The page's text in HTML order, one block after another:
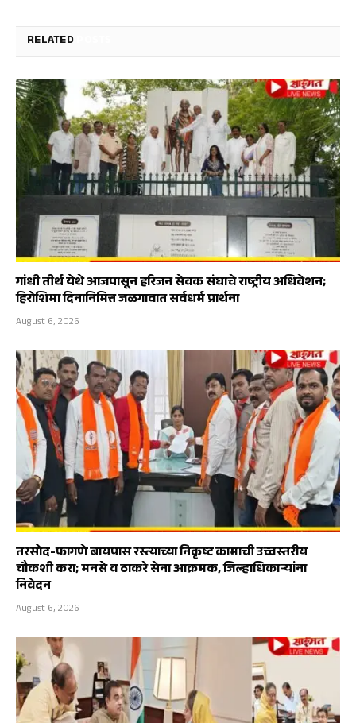
RELATED
गांधी तीर्थ येथे आजपासून हरिजन सेवक संघाचे राष्ट्रीय अधिवेशन;
हिरोशिमा दिनानिमित्त जळगावात सर्वधर्म प्रार्थना
August 6, 2026
तरसोद-फागणे बायपास रस्त्याच्या निकृष्ट कामाची उच्चस्तरीय
चौकशी करा; मनसे व ठाकरे सेना आक्रमक, जिल्हाधिकाऱ्यांना
निवेदन
August 6, 2026